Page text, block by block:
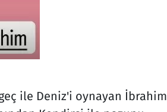
ile Deniz'i oynayan İbrahim